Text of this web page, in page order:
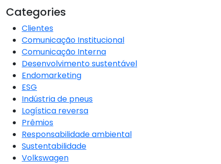
Categories
Clientes
Comunicação Institucional
Comunicação Interna
Desenvolvimento sustentável
Endomarketing
ESG
Indústria de pneus
Logística reversa
Prêmios
Responsabilidade ambiental
Sustentabilidade
Volkswagen